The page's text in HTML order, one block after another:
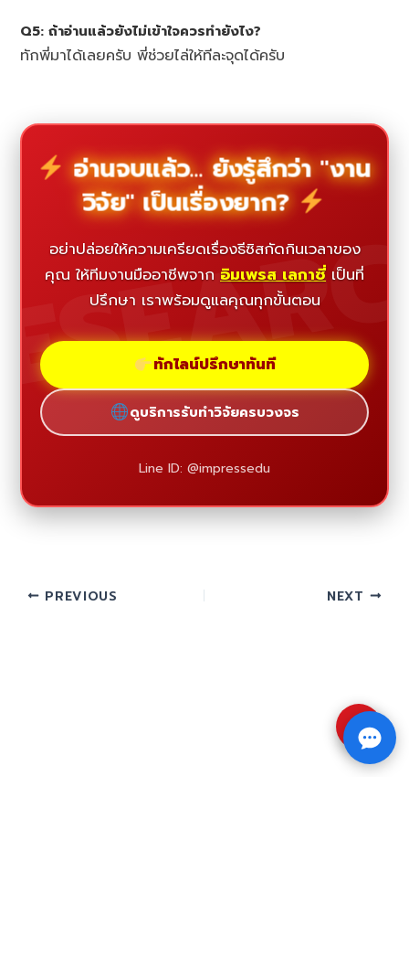
Q5: ถ้าอ่านแล้วยังไม่เข้าใจควรทำยังไง?
ทักพี่มาได้เลยครับ พี่ช่วยไล่ให้ทีละจุดได้ครับ
อ่านจบแล้ว... ยังรู้สึกว่า "งาน
วิจัย" เป็นเรื่องยาก?
อย่าปล่อยให้ความเครียดเรื่องธีซิสกัดกินเวลาของ
คุณ ให้ทีมงานมืออาชีพจาก อิมเพรส เลกาซี่ เป็นที่
ปรึกษา เราพร้อมดูแลคุณทุกขั้นตอน
ทักไลน์ปรึกษาทันที
ดูบริการรับทำวิจัยครบวงจร
Line ID: @impressedu
PREVIOUS NEXT
⇧